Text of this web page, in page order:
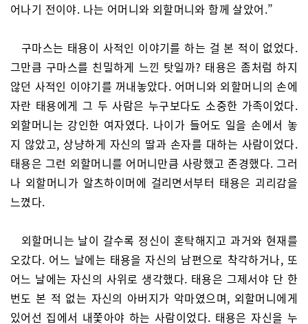
어나기 전이야. 나는 어머니와 외할머니와 함께 살았어.”
구마스는 태용이 사적인 이야기를 하는 걸 본 적이 없었다.
그만큼 구마스를 친밀하게 느낀 탓일까? 태용은 좀처럼 하지
않던 사적인 이야기를 꺼내놓았다. 어머니와 외할머니의 손에
자란 태용에게 그 두 사람은 누구보다도 소중한 가족이었다.
외할머니는 강인한 여자였다. 나이가 들어도 일을 손에서 놓
지 않았고, 상냥하게 자신의 딸과 손자를 대하는 사람이었다.
태용은 그런 외할머니를 어머니만큼 사랑했고 존경했다. 그러
나 외할머니가 알츠하이머에 걸리면서부터 태용은 괴리감을
느꼈다.
외할머니는 날이 갈수록 정신이 혼탁해지고 과거와 현재를
오갔다. 어느 날에는 태용을 자신의 남편으로 착각하거나, 또
어느 날에는 자신의 사위로 생각했다. 태용은 그제서야 단 한
번도 본 적 없는 자신의 아버지가 악마였으며, 외할머니에게
있어선 집에서 내쫓아야 하는 사람이었다. 태용은 자신을 누